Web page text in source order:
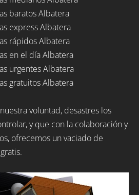
baratos Albatera
express Albatera
rápidos Albatera
en el día Albatera
urgentes Albatera
gratuitos Albatera
voluntad, desastres los
y que con la colaboración y
ofrecemos un vaciado de